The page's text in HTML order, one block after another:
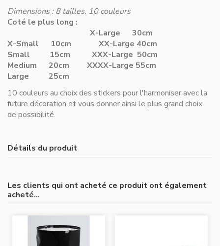
Dimensions : 8 tailles, 10 couleurs
Coté le plus long :
X-Large 30cm
X-Small 10cm XX-Large 40cm
Small 15cm XXX-Large 50cm
Medium 20cm XXXX-Large 55cm
Large 25cm
10 couleurs au choix des stickers pour l'harmoniser avec la
future décoration et vous donner ainsi le plus grand choix
de possibilité.
Détails du produit
Les clients qui ont acheté ce produit ont également
acheté...